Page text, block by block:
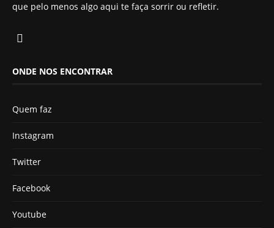
que pelo menos algo aqui te faça sorrir ou refletir.
ONDE NOS ENCONTRAR
Quem faz
Instagram
Twitter
Facebook
Youtube